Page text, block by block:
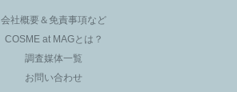
会社概要＆免責事項など
COSME at MAGとは？
調査媒体一覧
お問い合わせ